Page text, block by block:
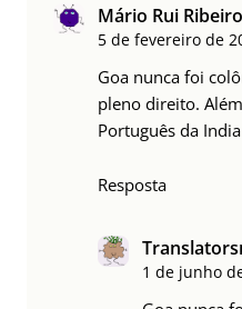
Mário Rui
5 de fevereiro de
Goa nunca foi
pleno direito.
Português da
Resposta
1 de junho